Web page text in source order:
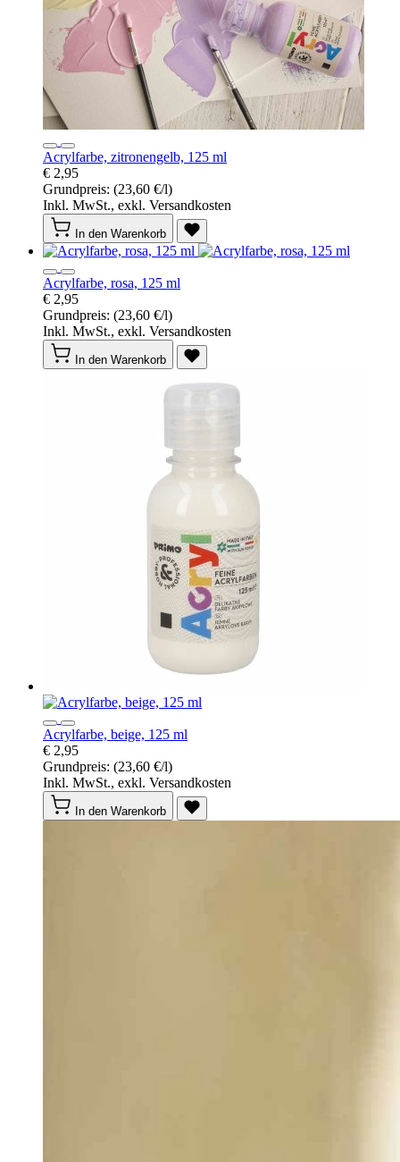
Acrylfarbe, zitronengelb, 125 ml
€ 2,95
Grundpreis: (23,60 €/l)
Inkl. MwSt., exkl. Versandkosten
In den Warenkorb
Acrylfarbe, rosa, 125 ml
€ 2,95
Grundpreis: (23,60 €/l)
Inkl. MwSt., exkl. Versandkosten
In den Warenkorb
Acrylfarbe, beige, 125 ml
€ 2,95
Grundpreis: (23,60 €/l)
Inkl. MwSt., exkl. Versandkosten
In den Warenkorb